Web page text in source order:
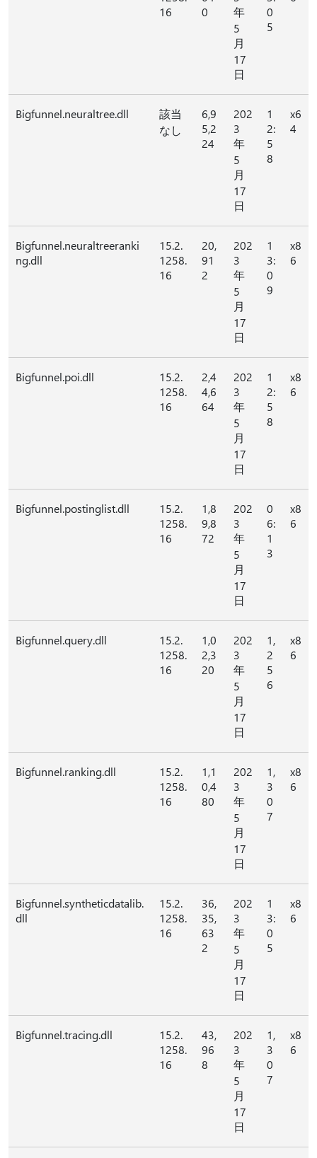
16
0
年
5
月
17
日
0
5
Bigfunnel.neuraltree.dll
該当
なし
6,9
5,2
24
202
3
年
5
月
17
日
1
2:
5
8
x6
4
Bigfunnel.neuraltreeranki
ng.dll
15.2.
1258.
16
20,
91
2
202
3
年
5
月
17
日
1
3:
0
9
x8
6
Bigfunnel.poi.dll
15.2.
1258.
16
2,4
4,6
64
202
3
年
5
月
17
日
1
2:
5
8
x8
6
Bigfunnel.postinglist.dll
15.2.
1258.
16
1,8
9,8
72
202
3
年
5
月
17
日
0
6:
1
3
x8
6
Bigfunnel.query.dll
15.2.
1258.
16
1,0
2,3
20
202
3
年
5
月
17
日
1,
2
5
6
x8
6
Bigfunnel.ranking.dll
15.2.
1258.
16
1,1
0,4
80
202
3
年
5
月
17
日
1,
3
0
7
x8
6
Bigfunnel.syntheticdatalib.
dll
15.2.
1258.
16
36,
35,
63
2
202
3
年
5
月
17
日
1
3:
0
5
x8
6
Bigfunnel.tracing.dll
15.2.
1258.
16
43,
96
8
202
3
年
5
月
17
日
1,
3
0
7
x8
6